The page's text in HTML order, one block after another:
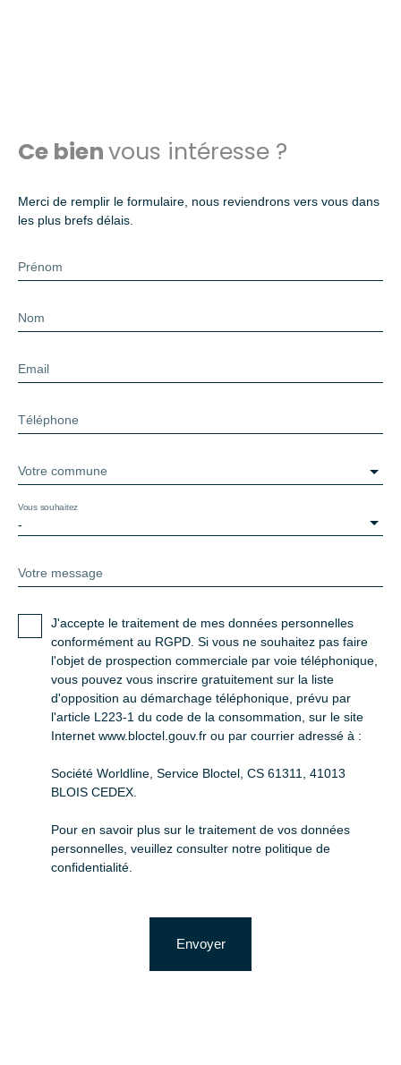
Ce bienvous intéresse ?
Merci de remplir le formulaire, nous reviendrons vers vous dans
les plus brefs délais.
Prénom
Nom
Email
Téléphone
Votre commune
-
Vous souhaitez
Votre message
J'accepte le traitement de mes données personnelles
conformément au RGPD. Si vous ne souhaitez pas faire
l'objet de prospection commerciale par voie téléphonique,
vous pouvez vous inscrire gratuitement sur la liste
d'opposition au démarchage téléphonique, prévu par
l'article L223-1 du code de la consommation, sur le site
Internet www.bloctel.gouv.fr ou par courrier adressé à :
Société Worldline, Service Bloctel, CS 61311, 41013
BLOIS CEDEX.
Pour en savoir plus sur le traitement de vos données
personnelles, veuillez consulter notre politique de
confidentialité
Envoyer